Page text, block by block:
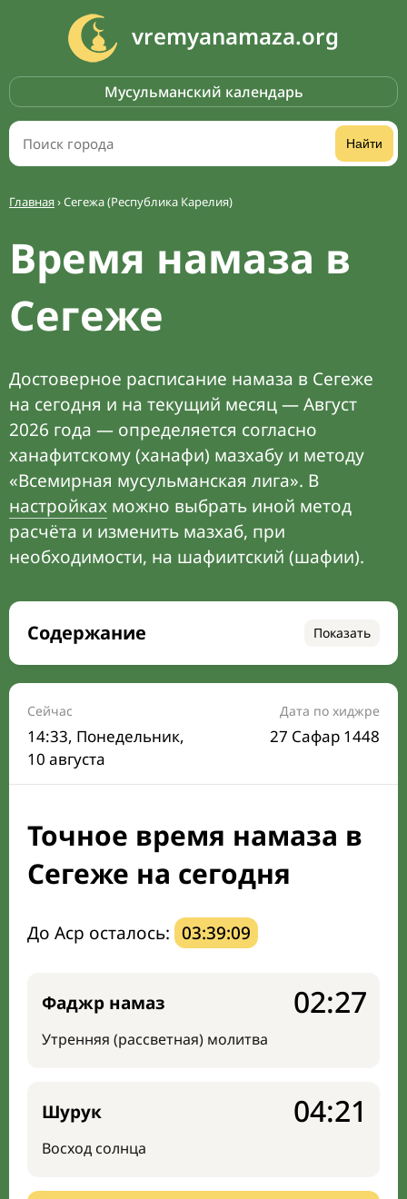
vremyanamaza.org
Мусульманский календарь
Найти
Главная›Сегежа (Республика Карелия)
Время намаза в
Сегеже
Достоверное расписание намаза в Сегеже
на сегодня и на текущий месяц — Август
2026 года — определяется согласно
ханафитскому (ханафи) мазхабу и методу
«Всемирная мусульманская лига». В
настройках можно выбрать иной метод
расчёта и изменить мазхаб, при
необходимости, на шафиитский (шафии).
Содержание Показать
Время намаза на сегодня
Расписание на месяц
Время Сухура и Ифтара на сегодня
Календарь рамадана
Направление киблы
Сейчас
14:33, Понедельник,
10 августа
Дата по хиджре
27 Сафар 1448
Точное время намаза в
Сегеже на сегодня
До Аср осталось: 03:39:08
Фаджр намаз
Утренняя (рассветная) молитва
02:27
Шурук
Восход солнца
04:21